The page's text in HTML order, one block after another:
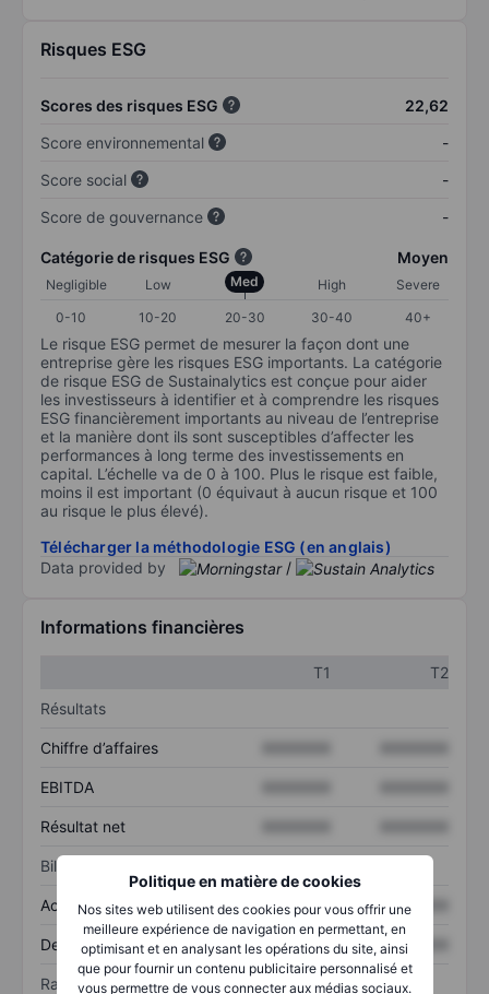
Politique en matière de cookies
Nos sites web utilisent des cookies pour vous offrir une
meilleure expérience de navigation en permettant, en
optimisant et en analysant les opérations du site, ainsi
que pour fournir un contenu publicitaire personnalisé et
vous permettre de vous connecter aux médias sociaux.
Risques ESG
Scores des risques ESG
22,62
Score environnemental
-
Score social
-
Score de gouvernance
-
Catégorie de risques ESG Moyen
Negligible Low Med High
Severe
0-10
10-20 20-30 30-40 40+
Le risque ESG permet de mesurer la façon dont une
entreprise gère les risques ESG importants. La catégorie
de risque ESG de Sustainalytics est conçue pour aider
les investisseurs à identifier et à comprendre les risques
ESG financièrement importants au niveau de l’entreprise
et la manière dont ils sont susceptibles d’affecter les
performances à long terme des investissements en
capital. L’échelle va de 0 à 100. Plus le risque est faible,
moins il est important (0 équivaut à aucun risque et 100
au risque le plus élevé).
Télécharger la méthodologie ESG (en anglais)
Data provided by
/
Informations financières
T1
T2
Résultats
Chiffre d’affaires
EBITDA
Résultat net
Bilan
Actif total XXXXXXX XXXXXXX
Dette totale XXXXXXX XXXXXXX
Ratios